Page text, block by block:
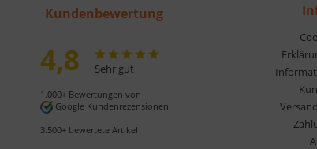
Kundenbewertung
4,8 Sehr gut
1.000+ Bewertungen von
Google Kundenrezensionen
3.500+ bewertete Artikel